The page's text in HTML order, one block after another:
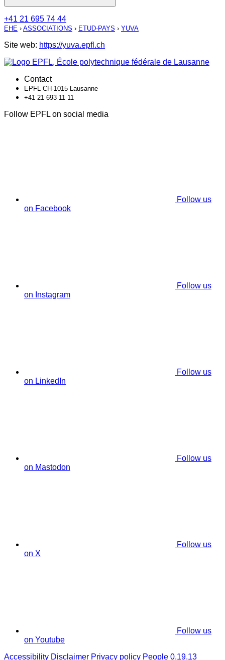
+41 21 695 74 44
EHE › ASSOCIATIONS › ETUD-PAYS › YUVA
Site web: https://yuva.epfl.ch
Contact
EPFL CH-1015 Lausanne
+41 21 693 11 11
Follow EPFL on social media
Follow us
on Facebook
Follow us
on Instagram
Follow us
on LinkedIn
Follow us
on Mastodon
Follow us
on X
Follow us
on Youtube
Accessibility Disclaimer Privacy policy People 0.19.13